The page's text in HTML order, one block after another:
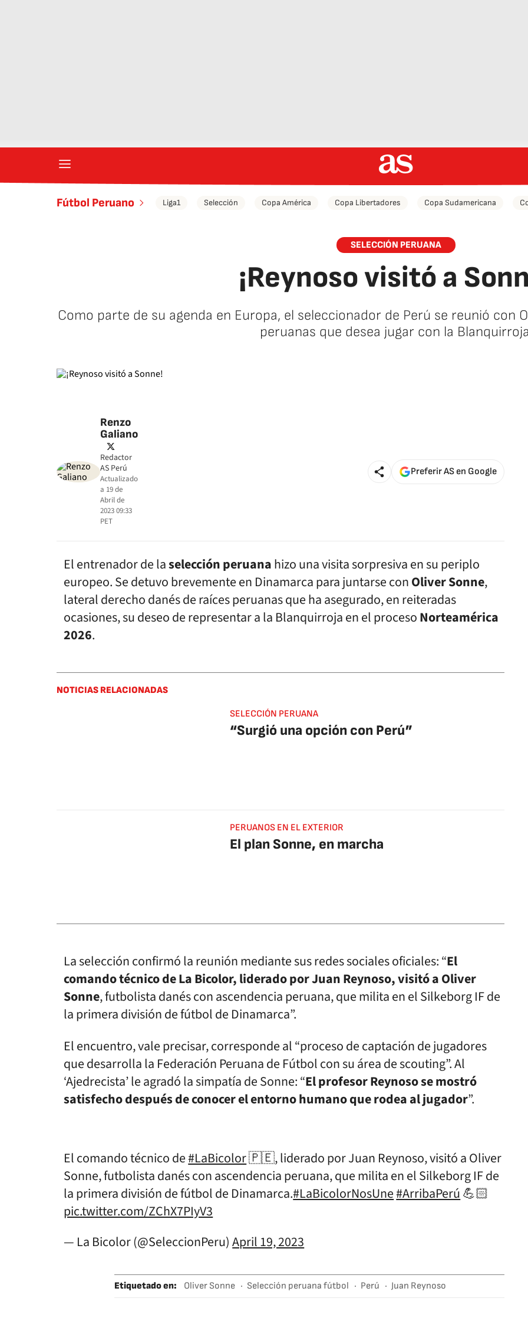
Fútbol Peruano Liga1 Selección Copa América Copa Libertadores Copa Sudamericana
SELECCIÓN PERUANA
¡Reynoso visitó a
Como parte de su agenda en Europa, el seleccionador de Perú se reunió con
peruanas que desea jugar con la
Renzo
Galiano
twitter
Redactor
AS Perú
Actualizado
a 19 de
Abril de
2023 09:33
PET
Preferir AS en Google
El entrenador de laselección peruanahizo una visita sorpresiva en su periplo
europeo. Se detuvo brevemente en Dinamarca para juntarse conOliver Sonne,
lateral derecho danés de raíces peruanas que ha asegurado, en reiteradas
ocasiones, su deseo de representar a la Blanquirroja en el procesoNorteamérica
2026.
NOTICIAS RELACIONADAS
SELECCIÓN PERUANA
“Surgió una opción con Perú”
PERUANOS EN EL EXTERIOR
El plan Sonne, en marcha
La selección confirmó la reunión mediante sus redes sociales oficiales: “El
comando técnico de La Bicolor, liderado por Juan Reynoso, visitó a Oliver
Sonne, futbolista danés con ascendencia peruana, que milita en el Silkeborg IF de
la primera división de fútbol de Dinamarca”.
El encuentro, vale precisar, corresponde al “proceso de captación de jugadores
que desarrolla la Federación Peruana de Fútbol con su área de scouting”. Al
‘Ajedrecista’ le agradó la simpatía de Sonne: “El profesor Reynoso se mostró
satisfecho después de conocer el entorno humano que rodea al jugador”.
El comando técnico de#LaBicolor🇵🇪, liderado por Juan Reynoso, visitó a Oliver
Sonne, futbolista danés con ascendencia peruana, que milita en el Silkeborg IF de
la primera división de fútbol de Dinamarca.#LaBicolorNosUne#ArribaPerú💪🏻
pic.twitter.com/ZChX7PIyV3
— La Bicolor (@SeleccionPeru)April 19, 2023
Etiquetado en: Oliver Sonne Selección peruana fútbol Perú Juan Reynoso